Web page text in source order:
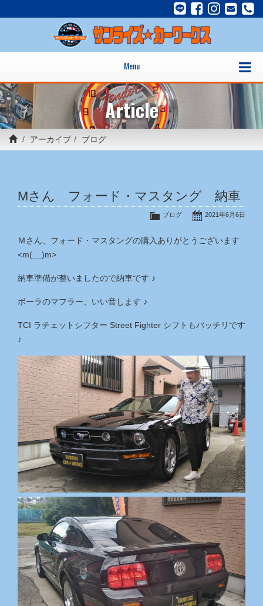
Menu
Article
アーカイブ ブログ
Mさん フォード・マスタング 納車
2021年6月6日
ブログ
Ｍさん、フォード・マスタングの購入ありがとうございます
<m(__)m>
納車準備が整いましたので納車です ♪
ボーラのマフラー、いい音します ♪
TCI ラチェットシフター Street Fighter シフトもバッチリです
♪